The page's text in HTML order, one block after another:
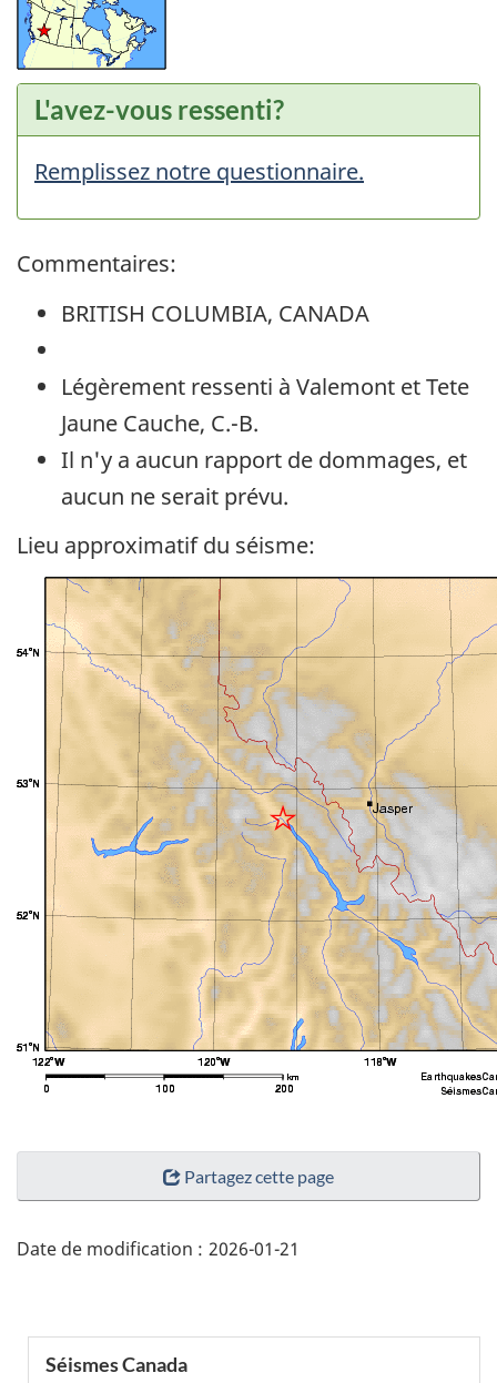
L'avez-vous ressenti?
Remplissez notre questionnaire.
Commentaires:
BRITISH COLUMBIA, CANADA
Légèrement ressenti à Valemont et Tete
Jaune Cauche, C.-B.
Il n'y a aucun rapport de dommages, et
aucun ne serait prévu.
Lieu approximatif du séisme:
"Détails
page"
Partagez cette page
Date de modification : 2026-01-21
Menu
Séismes Canada